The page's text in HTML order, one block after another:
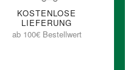
KOSTENLOSE
LIEFERUNG
ab 100€ Bestellwert